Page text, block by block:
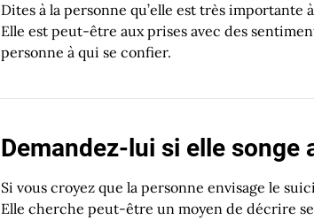
Dites à la personne qu’elle est très importante
Elle est peut-être aux prises avec des
personne à qui se confier.
Demandez-lui si elle songe
Si vous croyez que la personne envisage le
Elle cherche peut-être un moyen de décrire